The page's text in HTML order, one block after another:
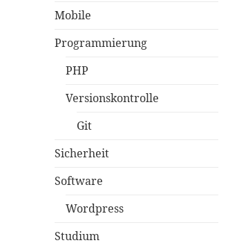
Mobile
Programmierung
PHP
Versionskontrolle
Git
Sicherheit
Software
Wordpress
Studium